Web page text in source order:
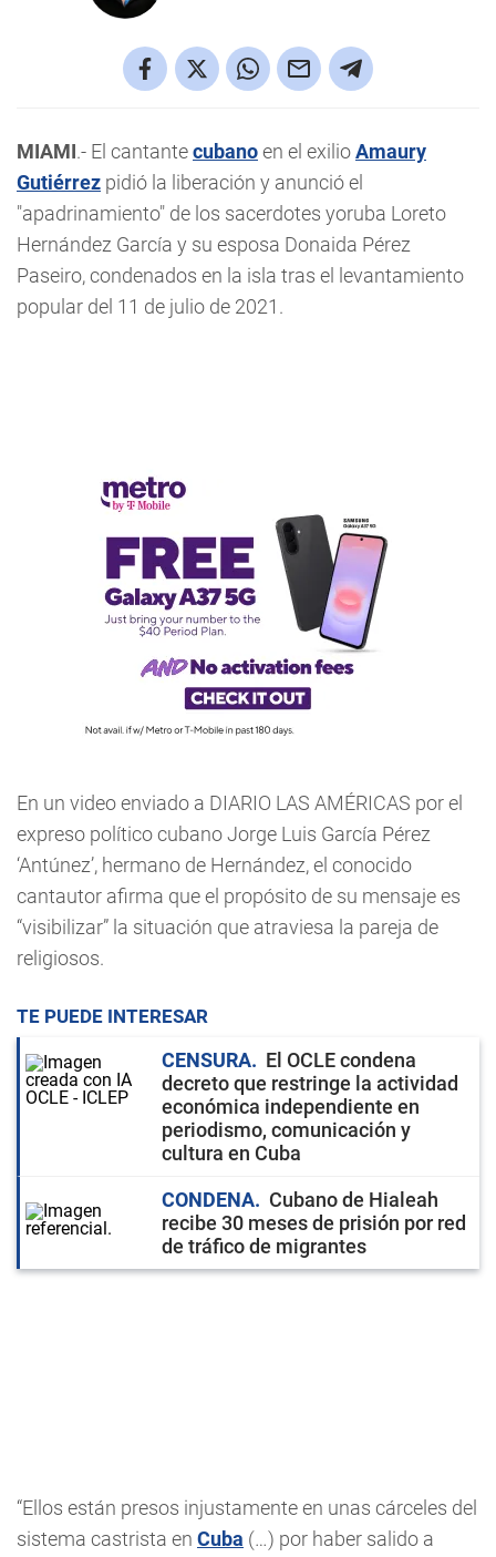
MIAMI.- El cantantecubanoen el exilioAmaury
Gutiérrez pidió la liberación y anunció el
"apadrinamiento" de los sacerdotes yoruba Loreto
Hernández García y su esposa Donaida Pérez
Paseiro, condenados en la isla tras el levantamiento
popular del 11 de julio de 2021.
En un video enviado a DIARIO LAS AMÉRICAS por el
expreso político cubano Jorge Luis García Pérez
‘Antúnez’, hermano de Hernández, el conocido
cantautor afirma que el propósito de su mensaje es
“visibilizar” la situación que atraviesa la pareja de
religiosos.
TE PUEDE INTERESAR
CENSURA
El OCLE condena
decreto que restringe la actividad
económica independiente en
periodismo, comunicación y
cultura en Cuba
CONDENA
Cubano de Hialeah
recibe 30 meses de prisión por red
de tráfico de migrantes
“Ellos están presos injustamente en unas cárceles del
sistema castrista en Cuba (…) por haber salido a